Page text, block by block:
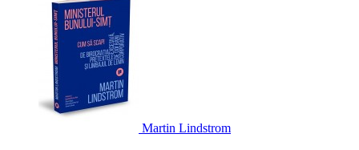
Martin Lindstrom